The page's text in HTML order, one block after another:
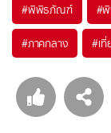
#พิพิธภัณฑ์ #
#ภาคกลาง #เ